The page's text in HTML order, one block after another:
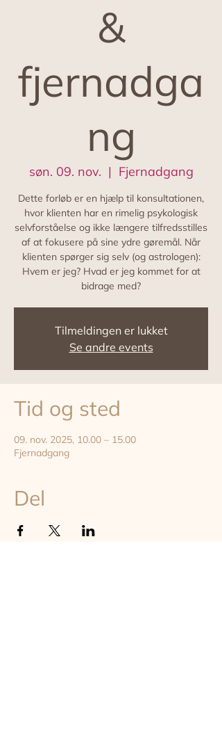
&
fjernadga
ng
søn. 09. nov.
  |
Fjernadgang
Dette forløb er en hjælp til konsultationen,
hvor klienten har en rimelig psykologisk
selvforståelse og ikke længere tilfredsstilles
af at fokusere på sine ydre gøremål. Når
klienten spørger sig selv (og astrologen):
Hvem er jeg? Hvad er jeg kommet for at
bidrage med?
Tilmeldingen er lukket
Se andre events
Tid og sted
09. nov. 2025, 10.00 – 15.00
Fjernadgang
Del